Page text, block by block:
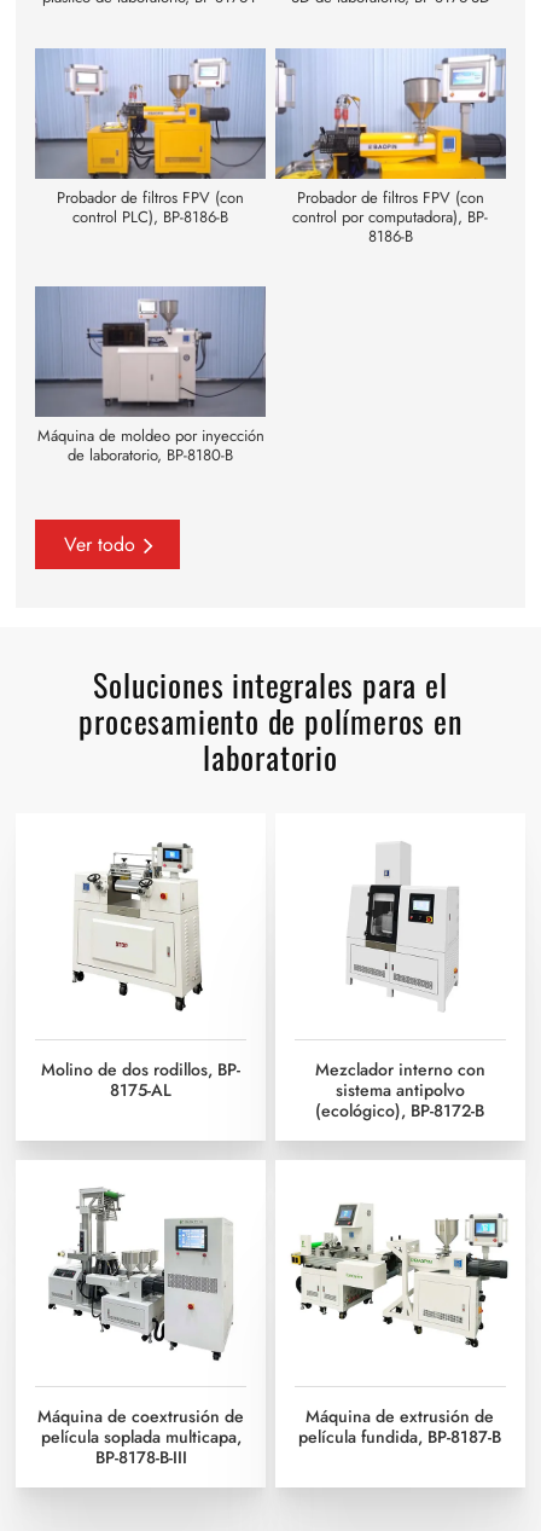
Probador de filtros FPV (con
control PLC), BP-8186-B
Probador de filtros FPV (con
control por computadora), BP-
8186-B
Máquina de moldeo por inyección
de laboratorio, BP-8180-B
Ver todo
Soluciones integrales para el
procesamiento de polímeros en
laboratorio
Molino de dos rodillos, BP-
8175-AL
Mezclador interno con
sistema antipolvo
(ecológico), BP-8172-B
Máquina de coextrusión de
película soplada multicapa,
BP-8178-B-III
Máquina de extrusión de
película fundida, BP-8187-B